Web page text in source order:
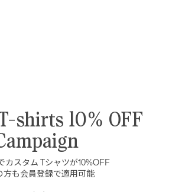
shirts 10% OFF
カスタム Tシャツが10%OFF
方も会員登録で適用可能